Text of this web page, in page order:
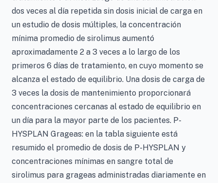
dos veces al día repetida sin dosis inicial de carga en
un estudio de dosis múltiples, la concentración
mínima promedio de sirolimus aumentó
aproximadamente 2 a 3 veces a lo largo de los
primeros 6 días de tratamiento, en cuyo momento se
alcanza el estado de equilibrio. Una dosis de carga de
3 veces la dosis de mantenimiento proporcionará
concentraciones cercanas al estado de equilibrio en
un día para la mayor parte de los pacientes. P-
HYSPLAN Grageas: en la tabla siguiente está
resumido el promedio de dosis de P-HYSPLAN y
concentraciones mínimas en sangre total de
sirolimus para grageas administradas diariamente en